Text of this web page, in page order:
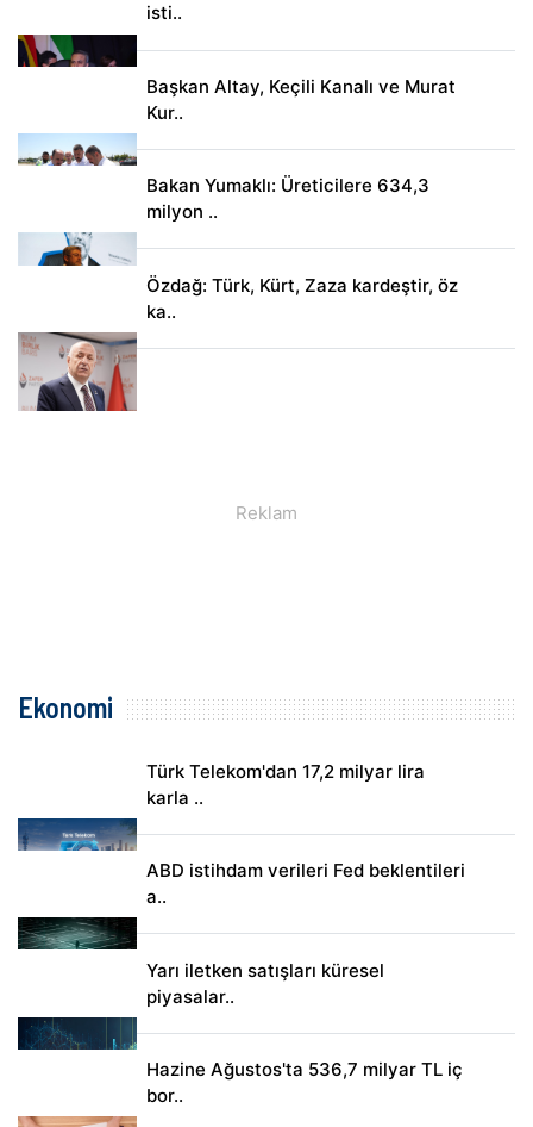
isti..
Başkan Altay, Keçili Kanalı ve Murat
Kur..
Bakan Yumaklı: Üreticilere 634,3
milyon ..
Özdağ: Türk, Kürt, Zaza kardeştir, öz
ka..
Ekonomi
Türk Telekom'dan 17,2 milyar lira
karla ..
ABD istihdam verileri Fed beklentileri
a..
Yarı iletken satışları küresel
piyasalar..
Hazine Ağustos'ta 536,7 milyar TL iç
bor..